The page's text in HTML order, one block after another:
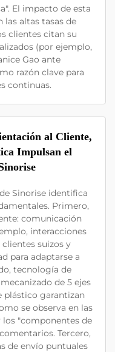
El impacto de esta
las altas tasas de
clientes citan su
(por ejemplo,
Gao ante
razón clave para
continuas.
al Cliente,
Impulsan el
Sinorise identifica
Primero,
comunicación
interacciones
suizos y
para adaptarse a
tecnología de
de 5 ejes
plástico garantizan
se observa en las
los "componentes de
Tercero,
de envío puntuales